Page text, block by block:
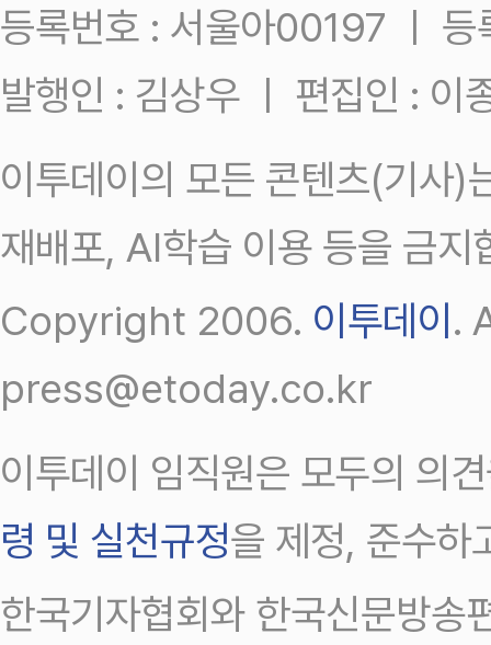
등록번호 : 서울아00197 ㅣ
발행인 : 김상우 ㅣ 편집인 : 이
이투데이의 모든 콘텐츠(기사)
재배포, AI학습 이용 등을 금지
Copyright 2006. 이투데이.
press@etoday.co.kr
이투데이 임직원은 모두의 의
령 및 실천규정을 제정, 준수하
한국기자협회와 한국신문방송